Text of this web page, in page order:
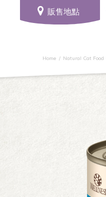
販售地點
Home Natural Cat Food